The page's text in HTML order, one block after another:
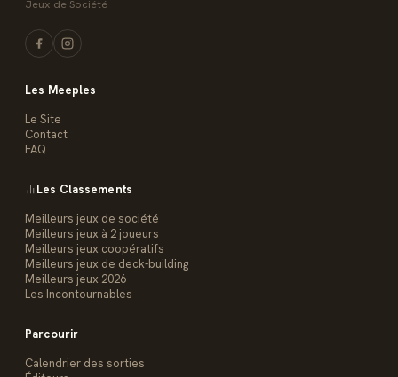
Jeux de Société
Les Meeples
Le Site
Contact
FAQ
Les Classements
Meilleurs jeux de société
Meilleurs jeux à 2 joueurs
Meilleurs jeux coopératifs
Meilleurs jeux de deck-building
Meilleurs jeux 2026
Les Incontournables
Parcourir
Calendrier des sorties